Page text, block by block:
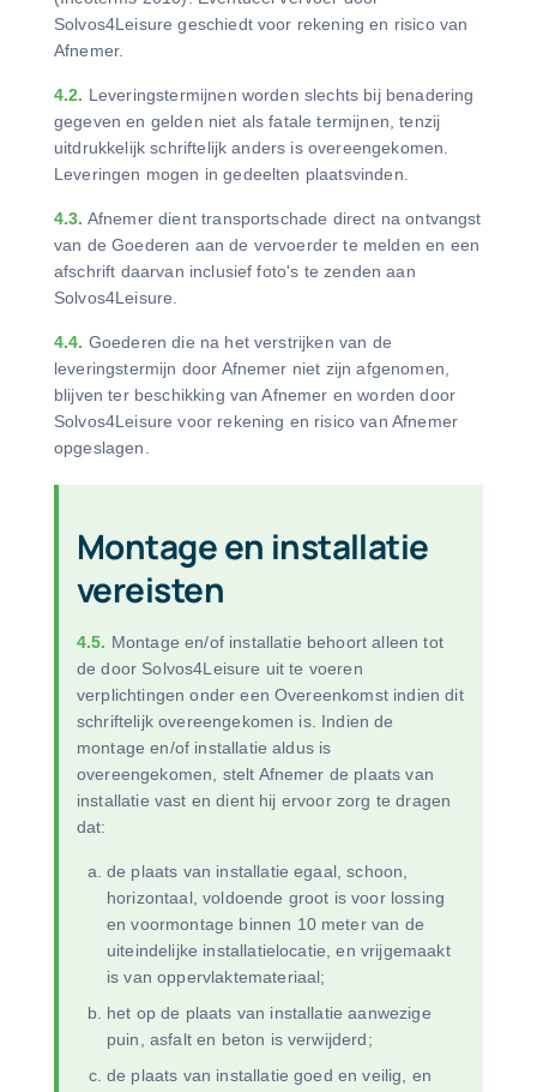
Solvos4Leisure geschiedt voor rekening en risico van
Afnemer.
4.2. Leveringstermijnen worden slechts bij benadering
gegeven en gelden niet als fatale termijnen, tenzij
uitdrukkelijk schriftelijk anders is overeengekomen.
Leveringen mogen in gedeelten plaatsvinden.
4.3. Afnemer dient transportschade direct na ontvangst
van de Goederen aan de vervoerder te melden en een
afschrift daarvan inclusief foto's te zenden aan
Solvos4Leisure.
4.4. Goederen die na het verstrijken van de
leveringstermijn door Afnemer niet zijn afgenomen,
blijven ter beschikking van Afnemer en worden door
Solvos4Leisure voor rekening en risico van Afnemer
opgeslagen.
Montage en installatie
vereisten
4.5. Montage en/of installatie behoort alleen tot
de door Solvos4Leisure uit te voeren
verplichtingen onder een Overeenkomst indien dit
schriftelijk overeengekomen is. Indien de
montage en/of installatie aldus is
overeengekomen, stelt Afnemer de plaats van
installatie vast en dient hij ervoor zorg te dragen
dat:
de plaats van installatie egaal, schoon,
horizontaal, voldoende groot is voor lossing
en voormontage binnen 10 meter van de
uiteindelijke installatielocatie, en vrijgemaakt
is van oppervlaktemateriaal;
het op de plaats van installatie aanwezige
puin, asfalt en beton is verwijderd;
de plaats van installatie goed en veilig, en